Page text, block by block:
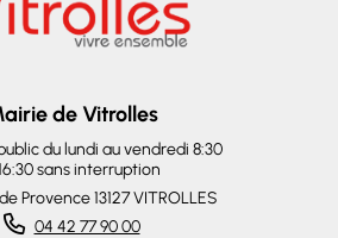
de Vitrolles
du lundi au vendredi 8:30
sans interruption
Provence 13127 VITROLLES
04 42 77 90 00